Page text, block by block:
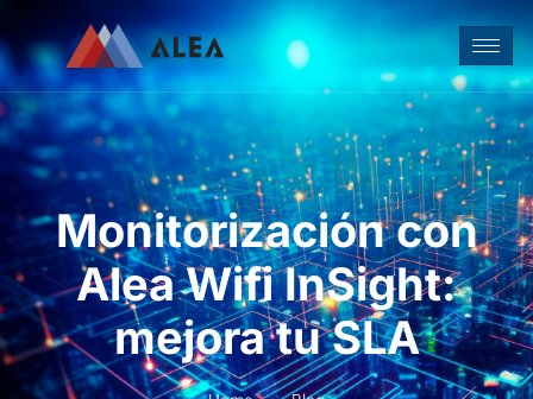
Monitorización con
Alea Wifi InSight:
mejora tu SLA